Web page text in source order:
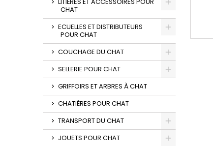
CHAT
ECUELLES ET DISTRIBUTEURS
POUR CHAT
COUCHAGE DU CHAT
SELLERIE POUR CHAT
GRIFFOIRS ET ARBRES À CHAT
CHATIÈRES POUR CHAT
TRANSPORT DU CHAT
JOUETS POUR CHAT